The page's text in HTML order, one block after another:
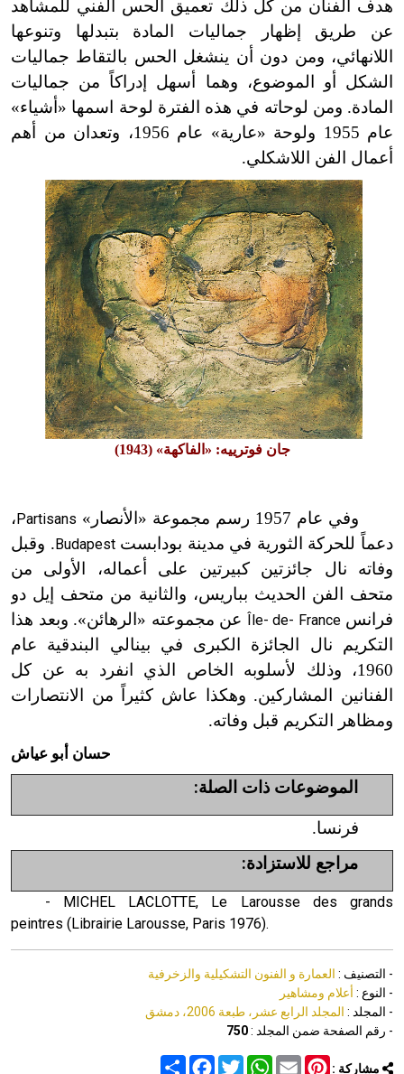
هدف الفنان من كل ذلك تعميق الحس الفني للمشاهد
عن طريق إظهار جماليات المادة بتبدلها وتنوعها
اللانهائي، ومن دون أن ينشغل الحس بالتقاط جماليات
الشكل أو الموضوع، وهما أسهل إدراكاً من جماليات
المادة. ومن لوحاته في هذه الفترة لوحة اسمها «أشياء»
عام 1955 ولوحة «عارية» عام 1956، وتعدان من أهم
أعمال الفن اللاشكلي.
جان فوترييه: «الفاكهة» (1943)
وفي عام 1957 رسم مجموعة «الأنصار» Partisans ،
دعماً للحركة الثورية في مدينة بودابستBudapest . وقبل
وفاته نال جائزتين كبيرتين على أعماله، الأولى من
متحف الفن الحديث بباريس، والثانية من متحف إيل دو
فرانسÎle- de- France
عن مجموعته «الرهائن». وبعد هذا
التكريم نال الجائزة الكبرى في بينالي البندقية عام
1960، وذلك لأسلوبه الخاص الذي انفرد به عن كل
الفنانين المشاركين. وهكذا عاش كثيراً من الانتصارات
ومظاهر التكريم قبل وفاته.
حسان أبو عياش
الموضوعات ذات الصلة:
فرنسا.
مراجع للاستزادة:
- MICHEL LACLOTTE, Le Larousse des grands
peintres (Librairie Larousse, Paris 1976).
- التصنيف : العمارة و الفنون التشكيلية والزخرفية
- النوع : أعلام ومشاهير
- المجلد : المجلد الرابع عشر، طبعة 2006، دمشق
- رقم الصفحة ضمن المجلد :750
مشاركة : Share
FacebookTwitter
WhatsAppEmail
Pinterest